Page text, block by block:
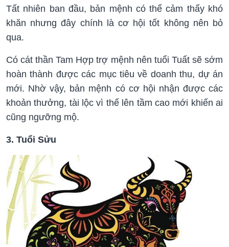
Tất nhiên ban đầu, bản mệnh có thể cảm thấy khó
khăn nhưng đây chính là cơ hội tốt không nên bỏ
qua.
Có cát thần Tam Hợp trợ mệnh nên tuổi Tuất sẽ sớm
hoàn thành được các mục tiêu về doanh thu, dự án
mới. Nhờ vậy, bản mệnh có cơ hội nhận được các
khoản thưởng, tài lộc vì thế lên tầm cao mới khiến ai
cũng ngưỡng mộ.
3. Tuổi Sửu